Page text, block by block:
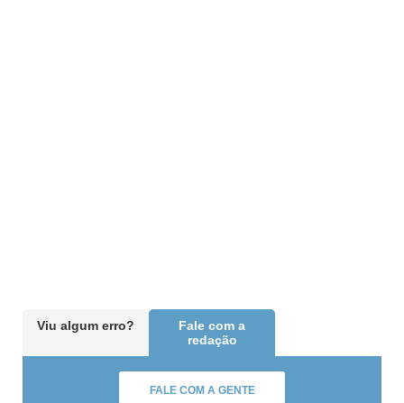
Viu algum erro?
Fale com a
redação
FALE COM A GENTE